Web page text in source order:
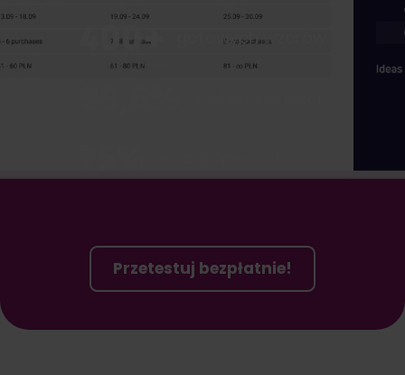
400+ gotowych wzorów
Przetestuj bezpłatnie!